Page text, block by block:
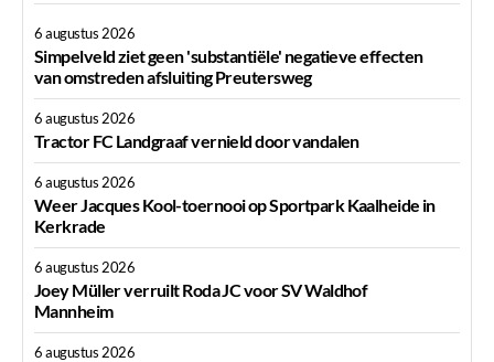
6 augustus 2026
Simpelveld ziet geen 'substantiële' negatieve effecten
van omstreden afsluiting Preutersweg
6 augustus 2026
Tractor FC Landgraaf vernield door vandalen
6 augustus 2026
Weer Jacques Kool-toernooi op Sportpark Kaalheide in
Kerkrade
6 augustus 2026
Joey Müller verruilt Roda JC voor SV Waldhof
Mannheim
6 augustus 2026